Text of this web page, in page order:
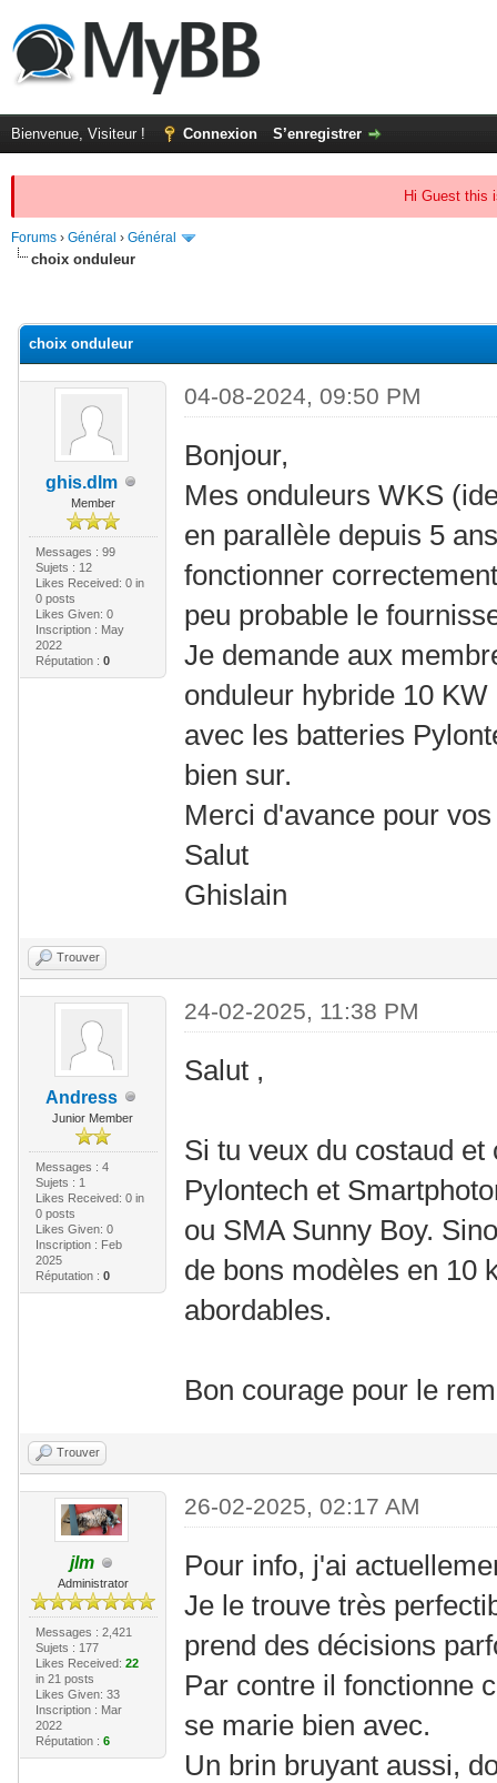
Bienvenue, Visiteur ! Connexion S’enregistrer
Hi Guest this
Forums › Général › Général
choix onduleur
choix onduleur
ghis.dlm
Member
Messages : 99
Sujets : 12
Likes Received: 0in
0 posts
Likes Given: 0
Inscription : May
2022
Réputation : 0
04-08-2024, 09:50 PM
Bonjour,
Mes onduleurs WKS
en parallèle depuis 5
fonctionner
peu probable le
Je demande aux
onduleur hybride 10
avec les batteries
bien sur.
Merci d'avance pour
Salut
Ghislain
Trouver
Andress
Junior Member
Messages : 4
Sujets : 1
Likes Received: 0in
0 posts
Likes Given: 0
Inscription : Feb
2025
Réputation : 0
24-02-2025, 11:38 PM
Salut ,
Si tu veux du costaud
Pylontech et
ou SMA Sunny Boy.
de bons modèles en 10
abordables.
Bon courage pour le
Trouver
jlm
Administrator
Messages : 2,421
Sujets : 177
Likes Received: 22
in 21 posts
Likes Given: 33
Inscription : Mar
2022
Réputation : 6
26-02-2025, 02:17 AM
Pour info, j'ai
Je le trouve très
prend des décisions
Par contre il fonctionne
se marie bien avec.
Un brin bruyant aussi,